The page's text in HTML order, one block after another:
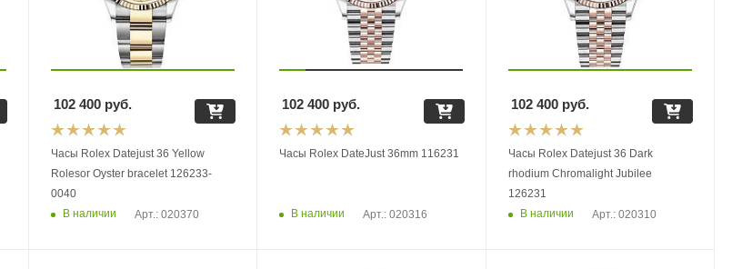
Часы Rolex Datejust 36 Yellow
Rolesor Oyster bracelet 126233-
0040
В наличии
Арт.: 020370
102 400руб.
Часы Rolex DateJust 36mm 116231
В наличии Арт.: 020316
102 400 руб.
Часы Rolex Datejust 36 Dark
rhodium Chromalight Jubilee
126231
В наличии
Арт.: 020310
102 400руб.